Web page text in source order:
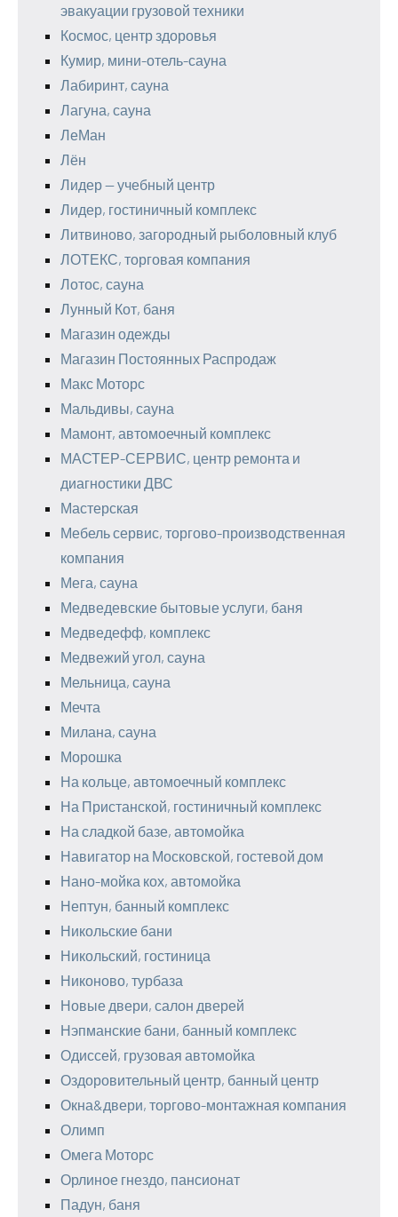
эвакуации грузовой техники
Космос, центр здоровья
Кумир, мини-отель-сауна
Лабиринт, сауна
Лагуна, сауна
ЛеМан
Лён
Лидер — учебный центр
Лидер, гостиничный комплекс
Литвиново, загородный рыболовный клуб
ЛОТЕКС, торговая компания
Лотос, сауна
Лунный Кот, баня
Магазин одежды
Магазин Постоянных Распродаж
Макс Моторс
Мальдивы, сауна
Мамонт, автомоечный комплекс
МАСТЕР-СЕРВИС, центр ремонта и
диагностики ДВС
Мастерская
Мебель сервис, торгово-производственная
компания
Мега, сауна
Медведевские бытовые услуги, баня
Медведефф, комплекс
Медвежий угол, сауна
Мельница, сауна
Мечта
Милана, сауна
Морошка
На кольце, автомоечный комплекс
На Пристанской, гостиничный комплекс
На сладкой базе, автомойка
Навигатор на Московской, гостевой дом
Нано-мойка кох, автомойка
Нептун, банный комплекс
Никольские бани
Никольский, гостиница
Никоново, турбаза
Новые двери, салон дверей
Нэпманские бани, банный комплекс
Одиссей, грузовая автомойка
Оздоровительный центр, банный центр
Окна&двери, торгово-монтажная компания
Олимп
Омега Моторс
Орлиное гнездо, пансионат
Падун, баня